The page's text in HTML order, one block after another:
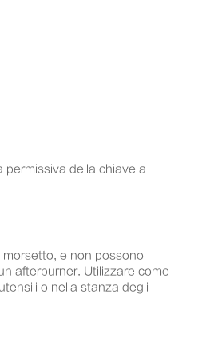
della chiave a
e non possono
afterburner. Utilizzare come
o nella stanza degli